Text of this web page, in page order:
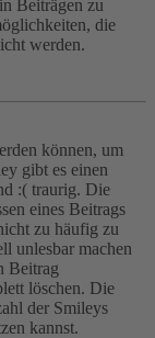
Beiträgen zu
die
werden.
können, um
gibt es einen
:( traurig. Die
eines Beitrags
zu häufig zu
unlesbar machen
Beitrag
löschen. Die
der Smileys
kannst.